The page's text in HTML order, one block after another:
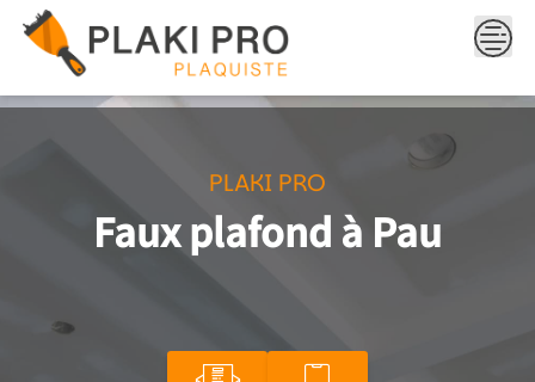
content
PLAKI PRO
Faux plafond à Pau